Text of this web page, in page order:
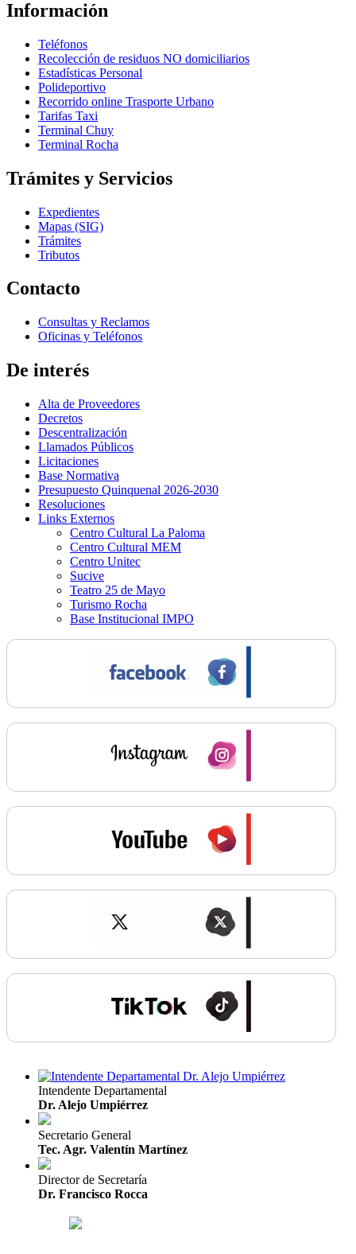
Información
Teléfonos
Recolección de residuos NO domiciliarios
Estadísticas Personal
Polideportivo
Recorrido online Trasporte Urbano
Tarifas Taxi
Terminal Chuy
Terminal Rocha
Trámites y Servicios
Expedientes
Mapas (SIG)
Trámites
Tributos
Contacto
Consultas y Reclamos
Oficinas y Teléfonos
De interés
Alta de Proveedores
Decretos
Descentralización
Llamados Públicos
Licitaciones
Base Normativa
Presupuesto Quinquenal 2026-2030
Resoluciones
Links Externos
Centro Cultural La Paloma
Centro Cultural MEM
Centro Unitec
Sucive
Teatro 25 de Mayo
Turismo Rocha
Base Institucional IMPO
Intendente Departamental
Dr. Alejo Umpiérrez
Secretario General
Tec. Agr. Valentín Martínez
Director de Secretaría
Dr. Francisco Rocca